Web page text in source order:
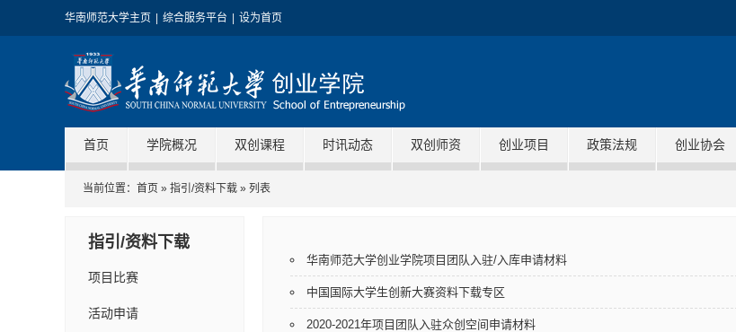
华南师范大学主页 综合服务平台 设为首页
首页 学院概况 双创课程 时讯动态 双创师资 创业项目 政策法规 创业协会
当前位置： 首页 » 指引/资料下载 » 列表
指引/资料下载
项目比赛
活动申请
华南师范大学创业学院项目团队入驻/入库申请材料
中国国际大学生创新大赛资料下载专区
2020-2021年项目团队入驻众创空间申请材料